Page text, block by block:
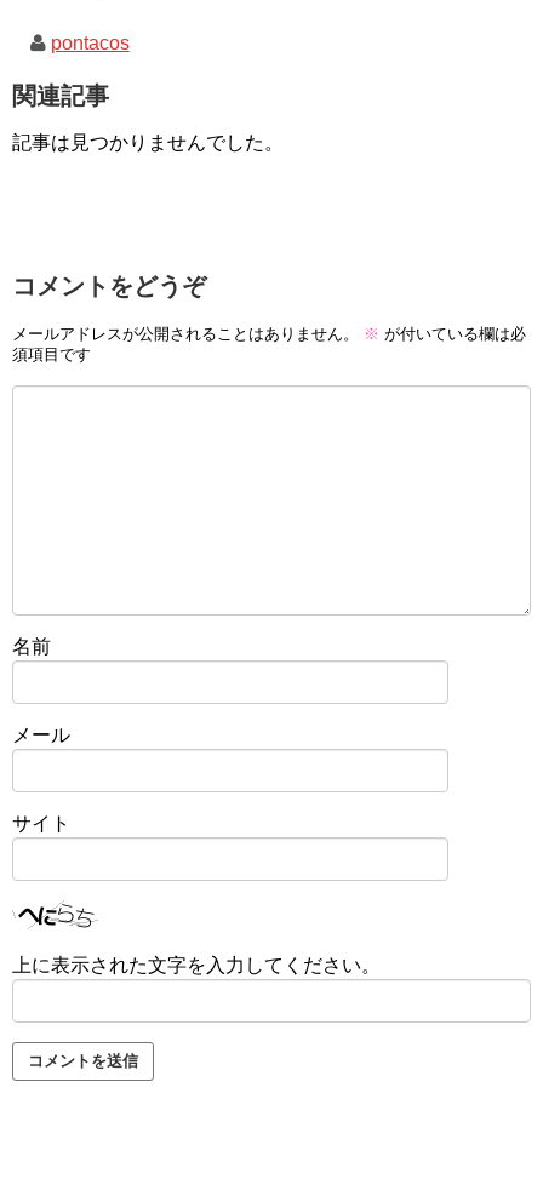
pontacos
関連記事
記事は見つかりませんでした。
コメントをどうぞ
メールアドレスが公開されることはありません。 ※ が付いている欄は必
須項目です
名前
メール
サイト
上に表示された文字を入力してください。